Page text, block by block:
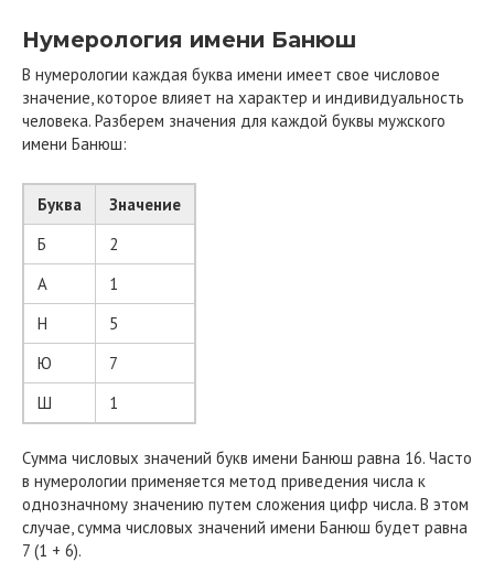
Нумерология имени Банюш
В нумерологии каждая буква имени имеет свое числовое
значение, которое влияет на характер и индивидуальность
человека. Разберем значения для каждой буквы мужского
имени Банюш:
Буква
Значение
Б
2
А
1
Н
5
Ю
7
Ш
1
Сумма числовых значений букв имени Банюш равна 16. Часто
в нумерологии применяется метод приведения числа к
однозначному значению путем сложения цифр числа. В этом
случае, сумма числовых значений имени Банюш будет равна
7 (1 + 6).